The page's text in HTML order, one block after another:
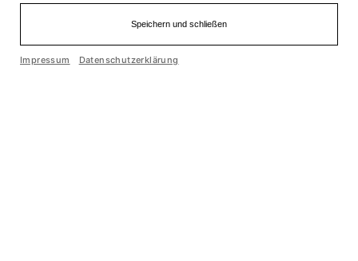
Speichern und schließen
Impressum Datenschutzerklärung